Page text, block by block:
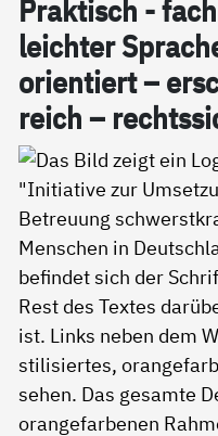
Prak­tisch -
leich­ter
ori­en­tiert –
reich –